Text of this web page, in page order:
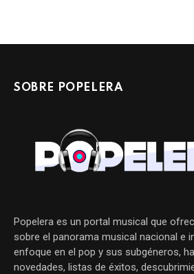
SOBRE POPELERA
Popelera es un portal musical que
sobre el panorama musical nacional e
enfoque en el pop y sus subgéneros,
novedades, listas de éxitos,